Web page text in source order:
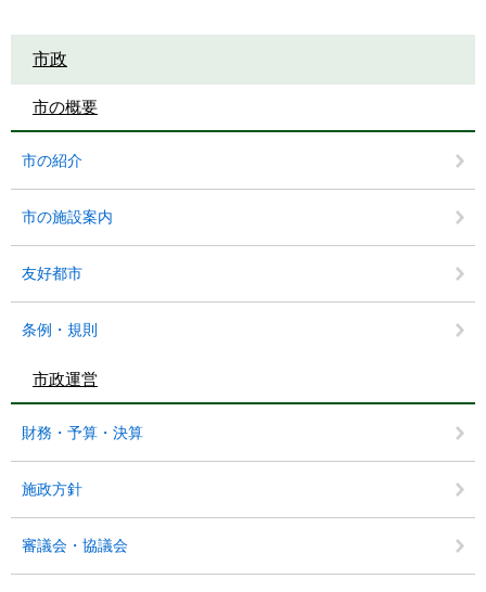
市政
市の概要
市の紹介
市の施設案内
友好都市
条例・規則
市政運営
財務・予算・決算
施政方針
審議会・協議会